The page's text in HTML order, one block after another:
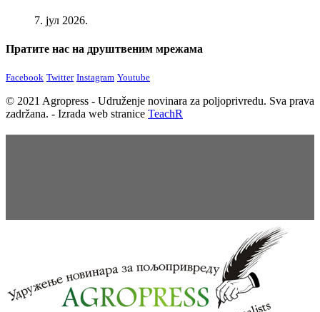
7. јул 2026.
Пратите нас на друштвеним мрежама
Facebook Twitter Instagram Youtube
© 2021 Agropress - Udruženje novinara za poljoprivredu. Sva prava
zadržana. - Izrada web stranice TeachR